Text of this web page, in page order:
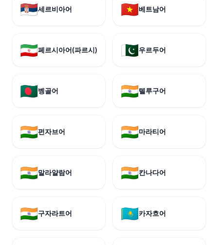
🇷🇸세르비아어 🇻🇳베트남어
🇮🇷페르시아어(파르시) 🇵🇰우르두어
🇧🇩벵골어 🇮🇳텔루구어
🇮🇳펀자브어 🇮🇳마라티어
🇮🇳말라얄람어 🇮🇳칸나다어
🇮🇳구자라트어 🇰🇿카자흐어